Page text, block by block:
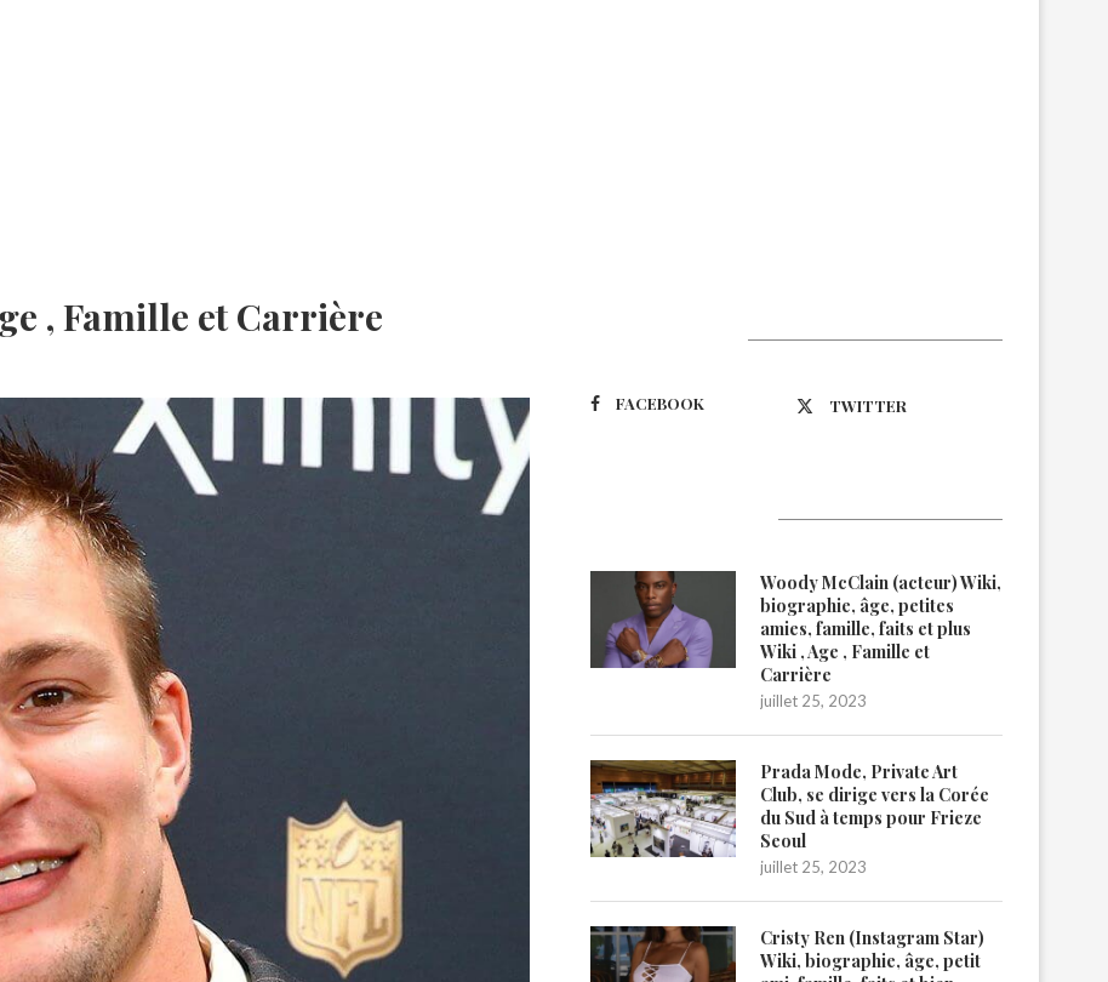
, Famille et Carrière
FACEBOOK TWITTER
Woody McClain (acteur) Wiki,
biographie, âge, petites
amies, famille, faits et plus
Wiki , Age , Famille et
Carrière
juillet 25, 2023
Prada Mode, Private Art
Club, se dirige vers la Corée
du Sud à temps pour Frieze
Seoul
juillet 25, 2023
Cristy Ren (Instagram Star)
Wiki, biographie, âge, petit